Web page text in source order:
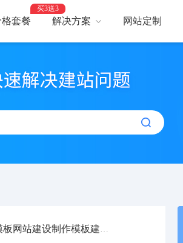
套餐
买3送3
解决方案
智能建站，高效优化 助力品牌出海
开启全新交互体验
网站定制
网站建设制作模板建站】